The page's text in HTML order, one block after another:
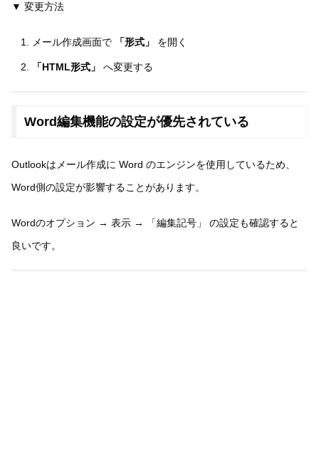
▼ 変更方法
メール作成画面で 「形式」 を開く
「HTML形式」 へ変更する
Word編集機能の設定が優先されている
Outlookはメール作成に Word のエンジンを使用しているため、
Word側の設定が影響することがあります。
Wordのオプション → 表示 → 「編集記号」 の設定も確認すると
良いです。